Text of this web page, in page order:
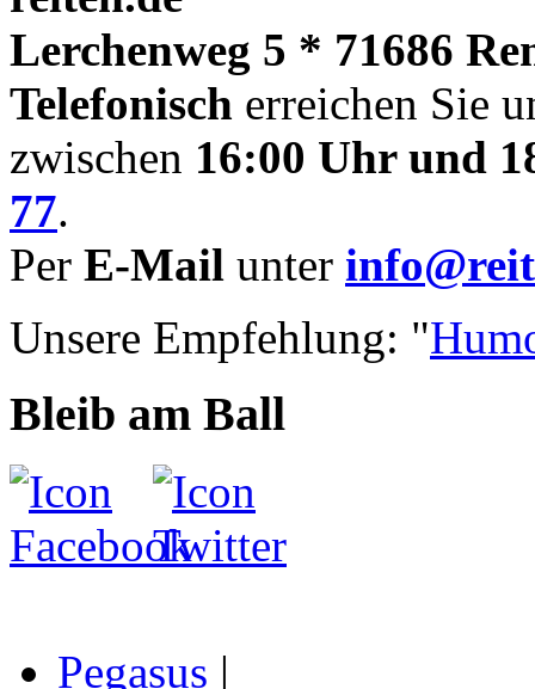
Lerchenweg 5 * 71686
Telefonisch erreichen Sie
zwischen 16:00 Uhr und
77.
Per E-Mail unter
Unsere Empfehlung: "
Bleib am Ball
Pegasus |